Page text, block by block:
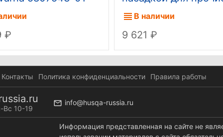
труб и стоков 15м
В наличии
9 621
Контакты Политика конфиденциальности Правила работы
Вс 10-19
info@husqa-russia.ru
Информация представленная на сайте не